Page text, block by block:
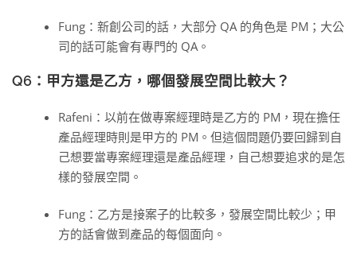
Fung：新創公司的話，大部分 QA 的角色是 PM；大公
司的話可能會有專門的 QA。
Q6：甲方還是乙方，哪個發展空間比較大？
Rafeni：以前在做專案經理時是乙方的 PM，現在擔任
產品經理時則是甲方的 PM。但這個問題仍要回歸到自
己想要當專案經理還是產品經理，自己想要追求的是怎
樣的發展空間。
Fung：乙方是接案子的比較多，發展空間比較少；甲
方的話會做到產品的每個面向。